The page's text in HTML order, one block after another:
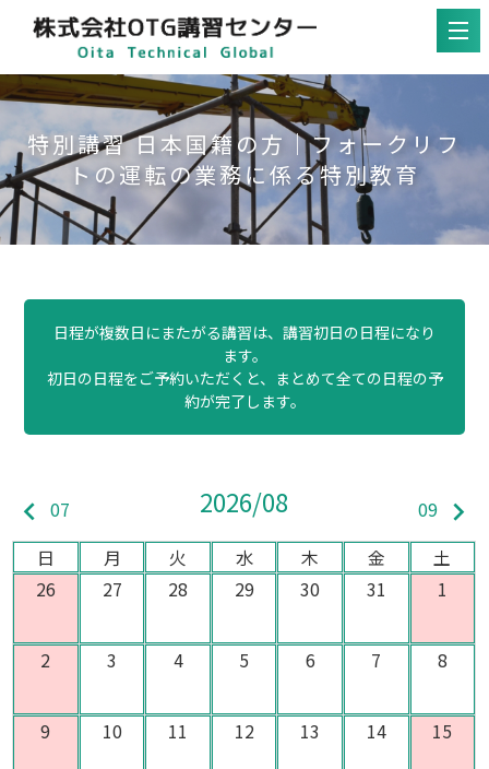
特別講習 日本国籍の方｜フォークリフ
トの運転の業務に係る特別教育
日程が複数日にまたがる講習は、講習初日の日程になり
ます。
初日の日程をご予約いただくと、まとめて全ての日程の予
約が完了します。
keyboard_arrow_left 07 2026/08 09 keyboard_arrow_right
日 月 火 水 木 金
土
26
27 28 29 30 31 1
2 3 4 5 6 7 8
9 10 11 12 13 14 15